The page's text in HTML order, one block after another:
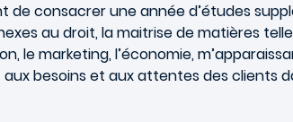
de consacrer une année d’études
au droit, la maitrise de matières
le marketing, l’économie,
besoins et aux attentes des clients